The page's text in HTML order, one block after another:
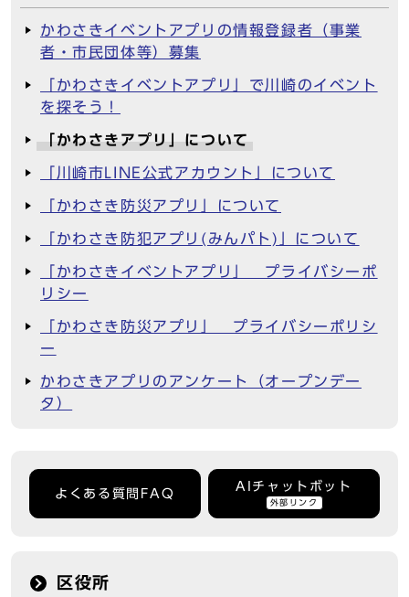
かわさきイベントアプリの情報登録者（事業
者・市民団体等）募集
「かわさきイベントアプリ」で川崎のイベント
を探そう！
「かわさきアプリ」について
「川崎市LINE公式アカウント」について
「かわさき防災アプリ」について
「かわさき防犯アプリ(みんパト)」について
「かわさきイベントアプリ」 プライバシーポ
リシー
「かわさき防災アプリ」 プライバシーポリシ
ー
かわさきアプリのアンケート（オープンデー
タ）
よくある質問FAQ
AIチャットボット
外部リンク
区役所